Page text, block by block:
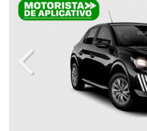
Previous